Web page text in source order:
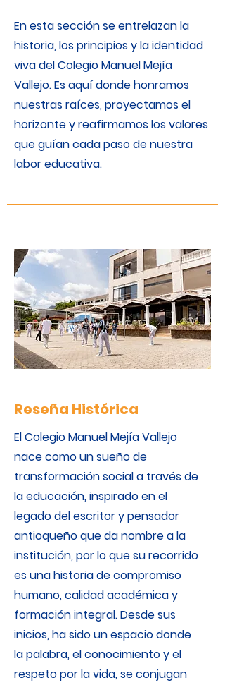
En esta sección se entrelazan la
historia, los principios y la identidad
viva del Colegio Manuel Mejía
Vallejo. Es aquí donde honramos
nuestras raíces, proyectamos el
horizonte y reafirmamos los valores
que guían cada paso de nuestra
labor educativa.
Reseña Histórica
El Colegio Manuel Mejía Vallejo
nace como un sueño de
transformación social a través de
la educación, inspirado en el
legado del escritor y pensador
antioqueño que da nombre a la
institución, por lo que su recorrido
es una historia de compromiso
humano, calidad académica y
formación integral. Desde sus
inicios, ha sido un espacio donde
la palabra, el conocimiento y el
respeto por la vida, se conjugan